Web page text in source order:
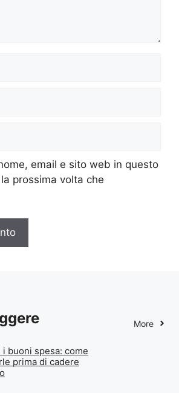
email e sito web in questo
prossima volta che
More
buoni spesa: come
prima di cadere